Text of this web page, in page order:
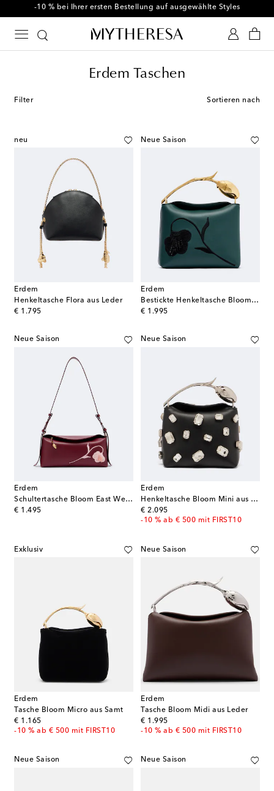
-10 % bei Ihrer ersten Bestellung auf ausgewählte Styles
Erdem Taschen
Filter Sortieren nach
neu
Erdem
Henkeltasche Flora aus Leder
€ 1.795
original price
Neue Saison
Erdem
Bestickte Henkeltasche Bloom Mini aus Leder
€ 1.995
original price
Neue Saison
Erdem
Schultertasche Bloom East West Medium aus Leder
€ 1.495
original price
Neue Saison
Erdem
Henkeltasche Bloom Mini aus Leder
€ 2.095
original price
-10 % ab € 500 mit FIRST10
Exklusiv
Erdem
Tasche Bloom Micro aus Samt
€ 1.165
original price
-10 % ab € 500 mit FIRST10
Neue Saison
Erdem
Tasche Bloom Midi aus Leder
€ 1.995
original price
-10 % ab € 500 mit FIRST10
Neue Saison Neue Saison